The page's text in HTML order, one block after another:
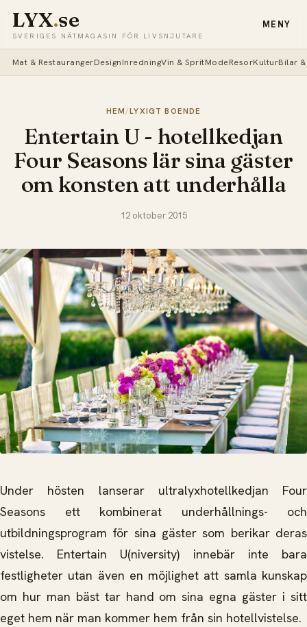
LYX.se
SVERIGES NÄTMAGASIN FÖR LIVSNJUTARE
MENY
Mat & RestaurangerDesignInredningVin & SpritModeResorKulturBilar
HEM/LYXIGT BOENDE
Entertain U - hotellkedjan
Four Seasons lär sina gäster
om konsten att underhålla
12 oktober 2015
Under hösten lanserar ultralyxhotellkedjan Four
Seasons ett kombinerat underhållnings- och
utbildningsprogram för sina gäster som berikar deras
vistelse. Entertain U(niversity) innebär inte bara
festligheter utan även en möjlighet att samla kunskap
om hur man bäst tar hand om sina egna gäster i sitt
eget hem när man kommer hem från sin hotellvistelse.